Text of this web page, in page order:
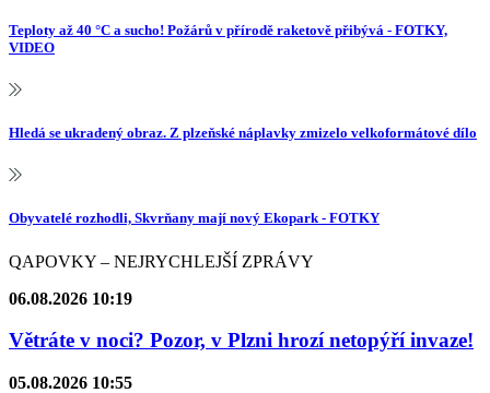
Teploty až 40 °C a sucho! Požárů v přírodě raketově přibývá - FOTKY,
VIDEO
Hledá se ukradený obraz. Z plzeňské náplavky zmizelo velkoformátové dílo
Obyvatelé rozhodli, Skvrňany mají nový Ekopark - FOTKY
QAPOVKY – NEJRYCHLEJŠÍ ZPRÁVY
06.08.2026 10:19
Větráte v noci? Pozor, v Plzni hrozí netopýří invaze!
05.08.2026 10:55